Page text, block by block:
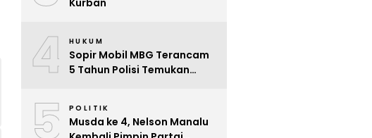
Kurban
4 HUKUM
Sopir Mobil MBG Terancam
5 Tahun Polisi Temukan
5 POLITIK
Musda ke 4, Nelson Manalu